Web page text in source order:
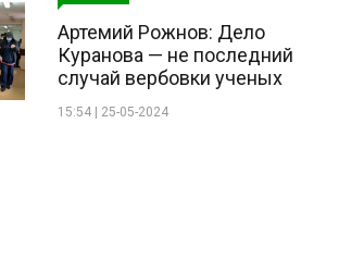
Артемий Рожнов: Дело
Куранова — не последний
случай вербовки ученых
15:54 | 25-05-2024